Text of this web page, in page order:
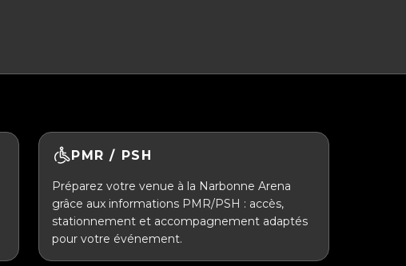
PMR / PSH
Préparez votre venue à la Narbonne Arena
grâce aux informations PMR/PSH : accès,
stationnement et accompagnement adaptés
pour votre événement.